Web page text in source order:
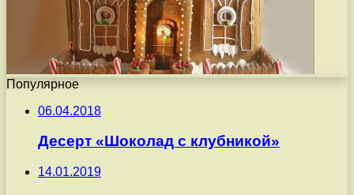
Популярное
06.04.2018
Десерт «Шоколад с клубникой»
14.01.2019